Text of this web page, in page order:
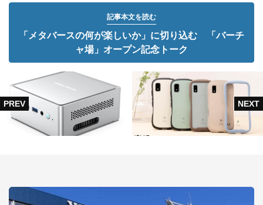
記事本文を読む
「メタバースの何が楽しいか」に切り込む 「バーチ
ャ場」オープン記念トーク